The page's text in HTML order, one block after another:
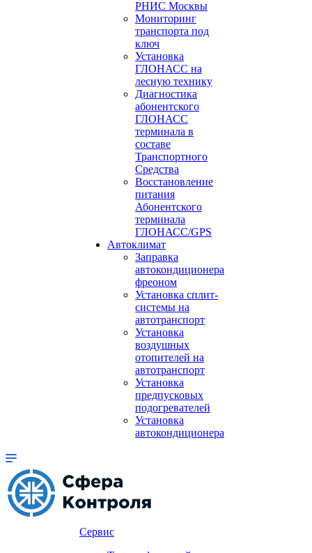
РНИС Москвы
Мониторинг
транспорта под
ключ
Установка
ГЛОНАСС на
лесную технику
Диагностика
абонентского
ГЛОНАСС
терминала в
составе
Транспортного
Средства
Восстановление
питания
Абонентского
терминала
ГЛОНАСС/GPS
Автоклимат
Заправка
автокондиционера
фреоном
Установка сплит-
системы на
автотранспорт
Установка
воздушных
отопителей на
автотранспорт
Установка
предпусковых
подогревателей
Установка
автокондиционера
Сервис